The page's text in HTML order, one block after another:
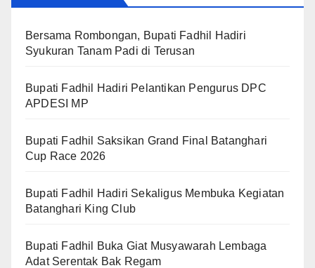
Bersama Rombongan, Bupati Fadhil Hadiri
Syukuran Tanam Padi di Terusan
Bupati Fadhil Hadiri Pelantikan Pengurus DPC
APDESI MP
Bupati Fadhil Saksikan Grand Final Batanghari
Cup Race 2026
Bupati Fadhil Hadiri Sekaligus Membuka Kegiatan
Batanghari King Club
Bupati Fadhil Buka Giat Musyawarah Lembaga
Adat Serentak Bak Regam